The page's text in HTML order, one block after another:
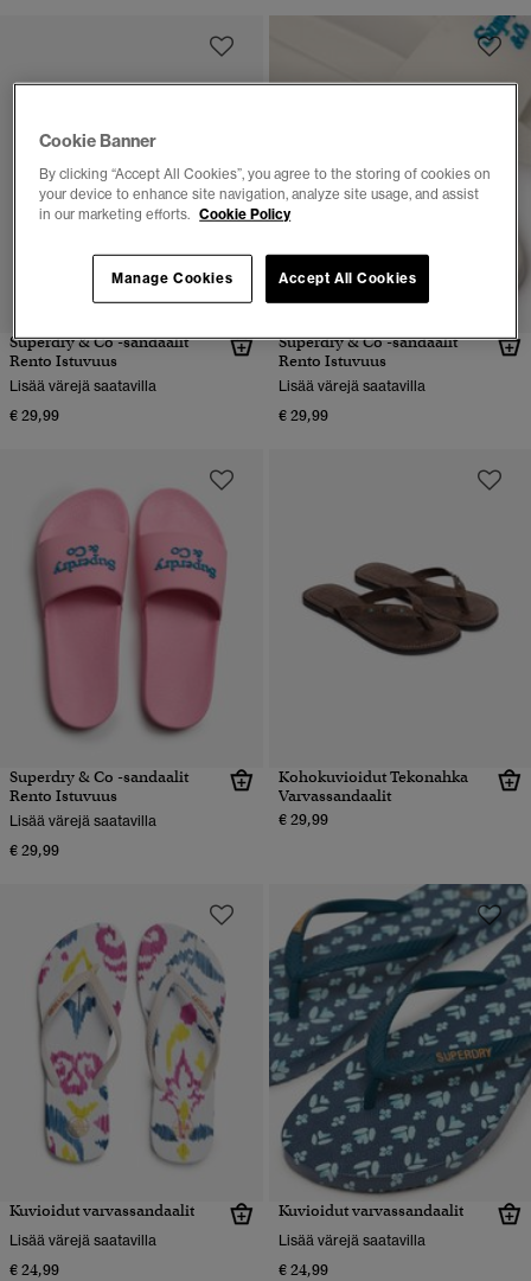
Superdry & Co -sandaalit
Rento Istuvuus
Lisää värejä saatavilla
€ 29,99
Superdry & Co -sandaalit
Rento Istuvuus
Lisää värejä saatavilla
€ 29,99
Superdry & Co -sandaalit
Rento Istuvuus
Lisää värejä saatavilla
€ 29,99
Kohokuvioidut Tekonahka
Varvassandaalit
€ 29,99
Kuvioidut varvassandaalit
Lisää värejä saatavilla
€ 24,99
Kuvioidut varvassandaalit
Lisää värejä saatavilla
€ 24,99
Cookie Banner
By clicking “Accept All Cookies”, you agree to the storing of cookies on
your device to enhance site navigation, analyze site usage, and assist
in our marketing efforts. Cookie Policy
Accept All Cookies
Manage Cookies